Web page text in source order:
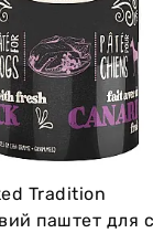
Tradition
паштет для